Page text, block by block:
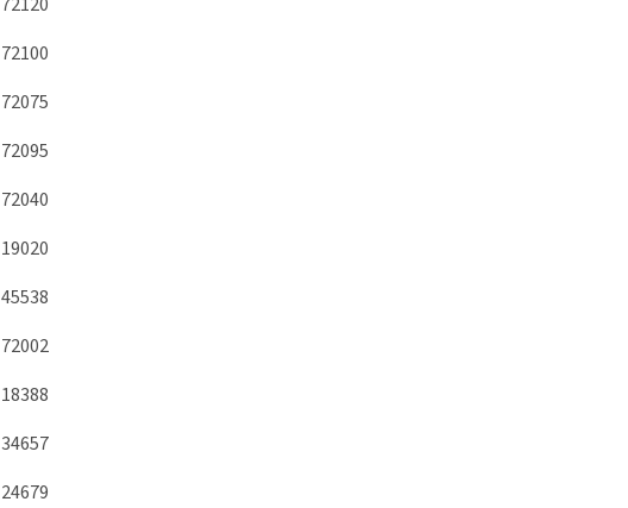
72100
72075
72095
72040
19020
45538
72002
18388
34657
24679